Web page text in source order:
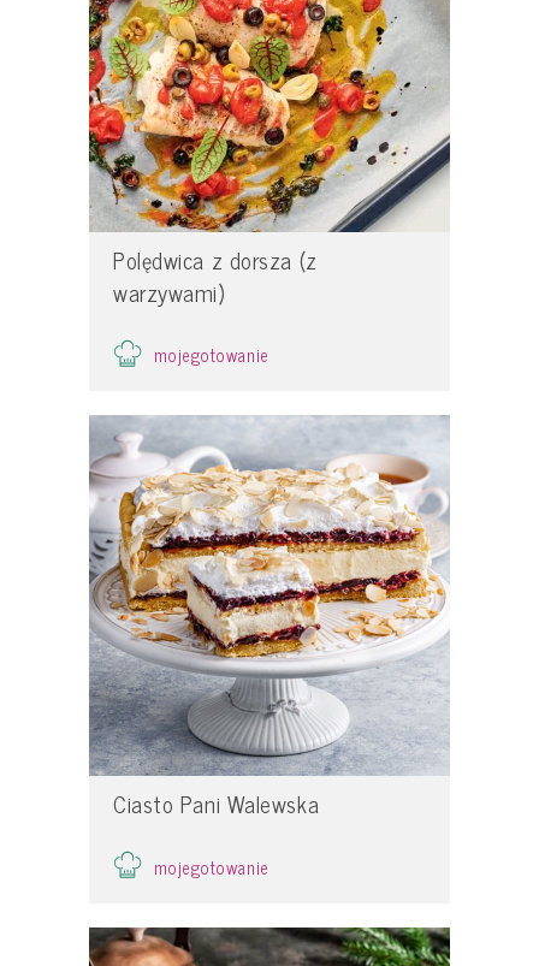
Polędwica z dorsza (z
warzywami)
mojegotowanie
Ciasto Pani Walewska
mojegotowanie